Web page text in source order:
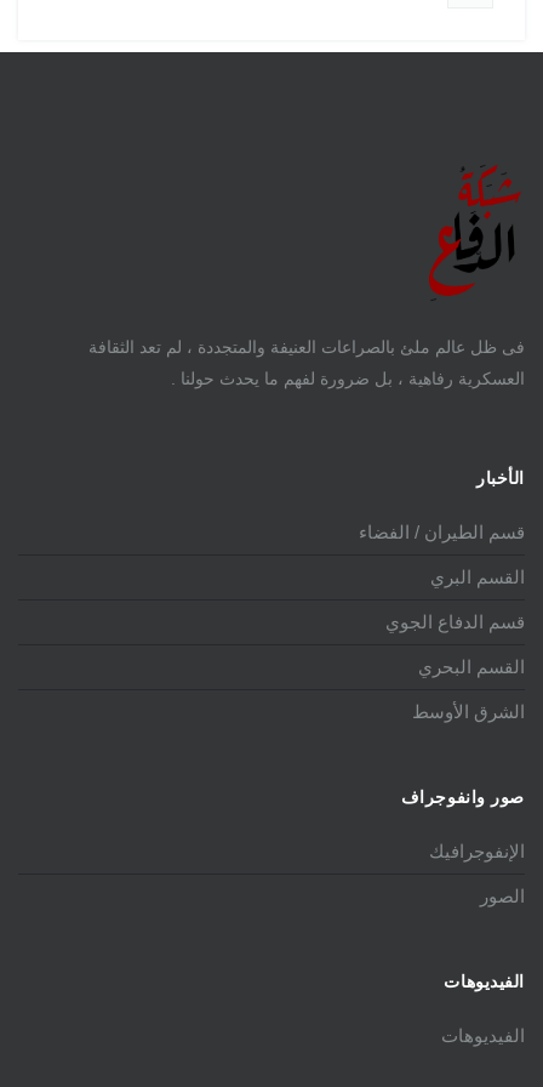
فى ظل عالم ملئ بالصراعات العنيفة والمتجددة ، لم تعد الثقافة
العسكرية رفاهية ، بل ضرورة لفهم ما يحدث حولنا .
الأخبار
قسم الطيران / الفضاء
القسم البري
قسم الدفاع الجوي
القسم البحري
الشرق الأوسط
صور وانفوجراف
الإنفوجرافيك
الصور
الفيديوهات
الفيديوهات